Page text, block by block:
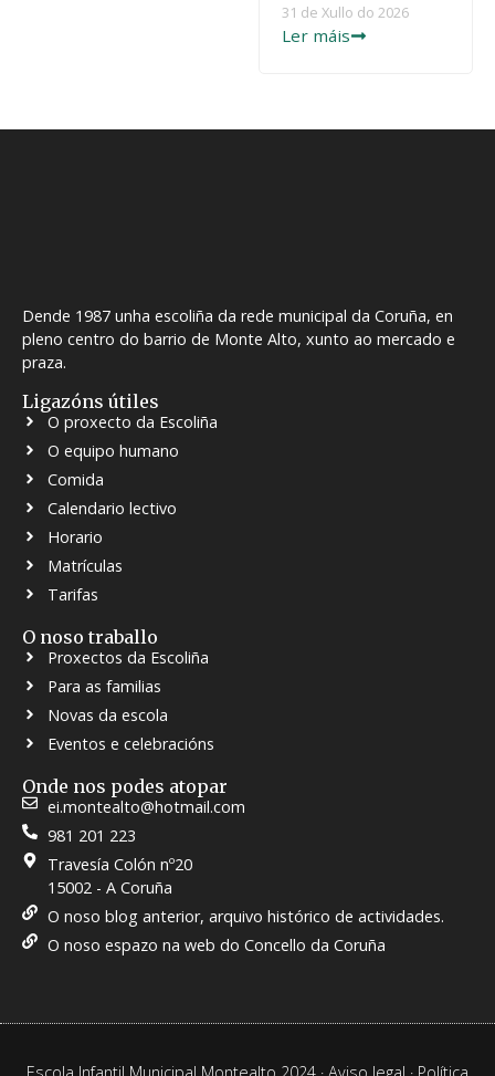
31 de Xullo do 2026
Ler máis
Dende 1987 unha escoliña da rede municipal da Coruña, en
pleno centro do barrio de Monte Alto, xunto ao mercado e
praza.
Ligazóns útiles
O proxecto da Escoliña
O equipo humano
Comida
Calendario lectivo
Horario
Matrículas
Tarifas
O noso traballo
Proxectos da Escoliña
Para as familias
Novas da escola
Eventos e celebracións
Onde nos podes atopar
ei.montealto@hotmail.com
981 201 223
Travesía Colón nº20
15002 - A Coruña
O noso blog anterior, arquivo histórico de actividades.
O noso espazo na web do Concello da Coruña